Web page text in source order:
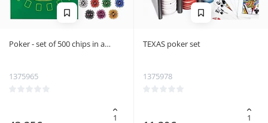
Poker - set of 500 chips in a
1375965
TEXAS poker set
1375978